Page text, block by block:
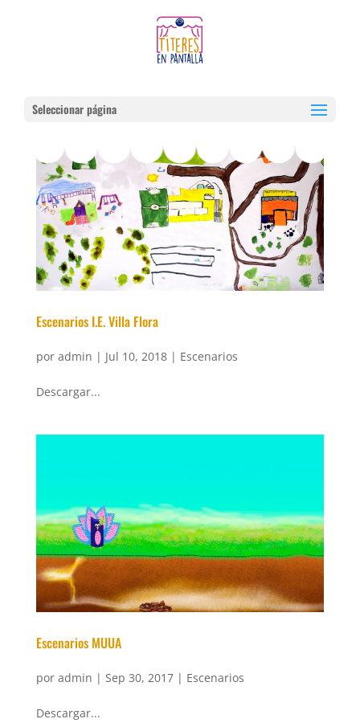
Seleccionar página
Escenarios I.E. Villa Flora
por admin | Jul 10, 2018| Escenarios
Descargar...
Escenarios MUUA
por admin | Sep 30, 2017| Escenarios
Descargar...